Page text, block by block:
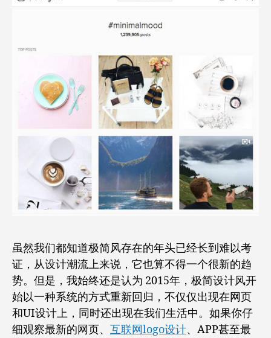
虽然我们都知道极简风存在的年头已经长到难以考
证，从设计潮流上来说，它也算不得一个很新的趋
势。但是，我始终还是认为 2015年，极简设计风开
始以一种系统的方式重新回归，不仅仅出现在网页
和UI设计上，同时还出现在我们生活中。如果你仔
细观察最新的网页、 互联网logo设计、APP甚至最